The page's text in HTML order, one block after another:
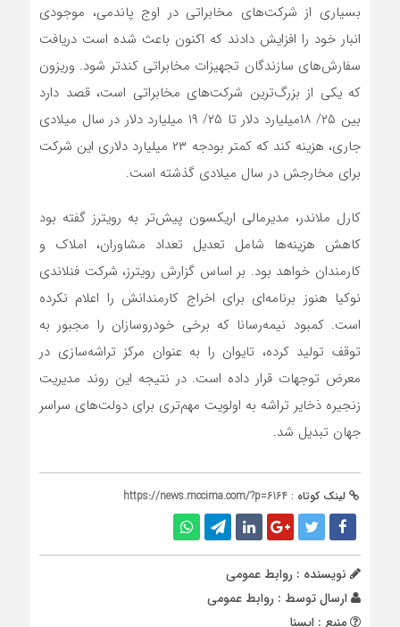
بسیاری از شرکت‌های مخابراتی در اوج پاندمی، موجودی
انبار خود را افزایش دادند که اکنون باعث شده است دریافت
سفارش‌های سازندگان تجهیزات مخابراتی کندتر شود. وریزون
که یکی از بزرگ‌ترین شرکت‌های مخابراتی است، قصد دارد
بین ۲۵/ ۱۸میلیارد دلار تا ۲۵/ ۱۹ میلیارد دلار در سال میلادی
جاری، هزینه کند که کمتر بودجه ۲۳ میلیارد دلاری این شرکت
برای مخارجش در سال میلادی گذشته است.
کارل ملاندر، مدیرمالی اریکسون پیش‌تر به رویترز گفته بود
کاهش هزینه‌ها شامل تعدیل تعداد مشاوران، املاک و
کارمندان خواهد بود. بر اساس گزارش رویترز، شرکت فنلاندی
نوکیا هنوز برنامه‌ای برای اخراج کارمندانش را اعلام نکرده
است. کمبود نیمه‌رسانا که برخی خودروسازان را مجبور به
توقف تولید کرده، تایوان را به عنوان مرکز تراشه‌سازی در
معرض توجهات قرار داده است. در نتیجه این روند مدیریت
زنجیره ذخایر تراشه به اولویت مهم‌تری برای دولت‌های سراسر
جهان تبدیل شد.
لینک کوتاه : https://news.mccima.com/?p=6164
نویسنده : روابط عمومی
ارسال توسط : روابط عمومی
منبع : ایسنا